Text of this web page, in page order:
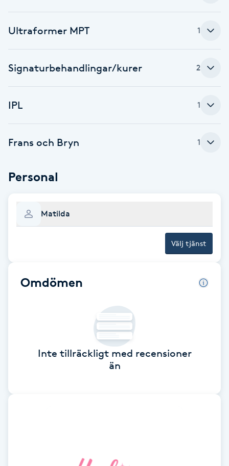
Cryoterapi
D
Damklippning
Diamantslipning
E
Enzympeeling
Extensions
Face framing
Fibromassage
Ultraformer MPT 1
Signaturbehandlingar/kurer 2
IPL 1
Frans och Bryn 1
Personal
Matilda
Välj tjänst
Omdömen
Inte tillräckligt med recensioner
än